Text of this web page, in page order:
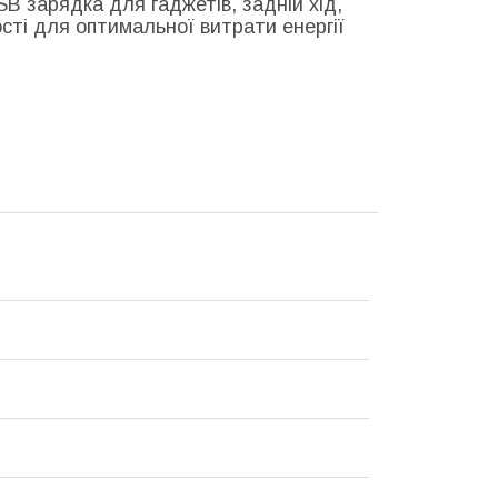
для оптимальної витрати енергії